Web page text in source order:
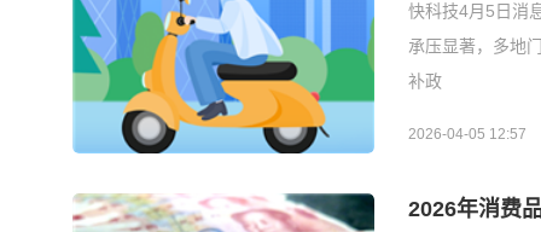
快科技4月5日消
承压显著，多地
补政
2026-04-05 12:57
2026年消费